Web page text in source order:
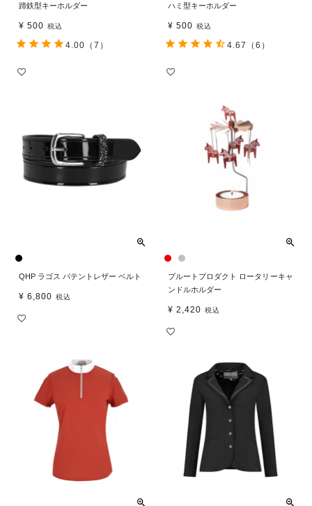
蹄鉄型キーホルダー
¥ 500 税込
4.00 （7）
ハミ型キーホルダー
¥ 500 税込
4.67 （6）
QHP ラゴス パテントレザー ベルト
¥ 6,800 税込
プルートプロダクト ロータリーキャ
ンドルホルダー
¥ 2,420 税込